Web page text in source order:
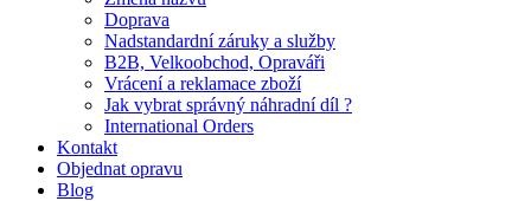
Doprava
Nadstandardní záruky a služby
B2B, Velkoobchod, Opraváři
Vrácení a reklamace zboží
Jak vybrat správný náhradní díl ?
International Orders
Kontakt
Objednat opravu
Blog